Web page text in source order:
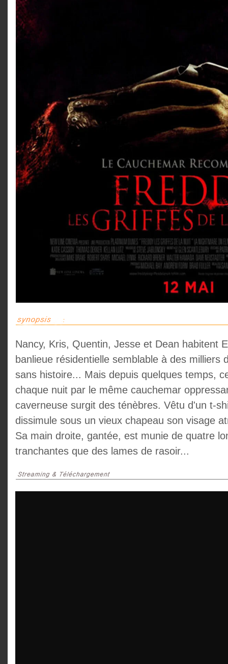
Nancy, Kris, Quentin, Jesse et Dean habitent
banlieue résidentielle semblable à des milliers
sans histoire... Mais depuis quelques temps,
chaque nuit par le même cauchemar
caverneuse surgit des ténèbres. Vêtu d'un t-
dissimule sous un vieux chapeau son visage
Sa main droite, gantée, est munie de quatre
tranchantes que des lames de rasoir...